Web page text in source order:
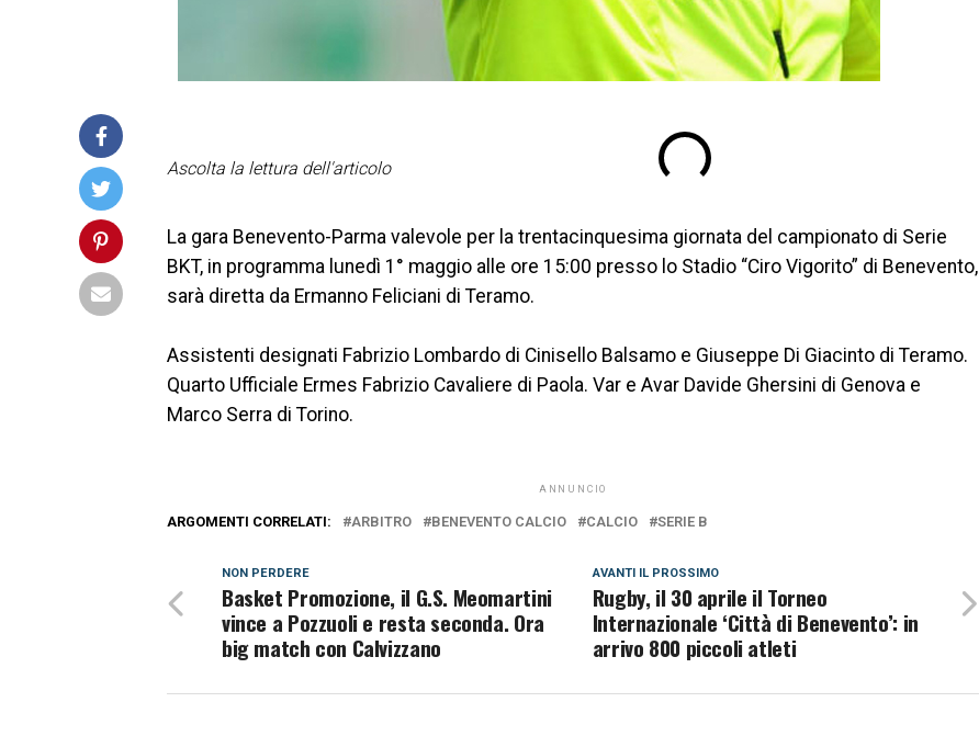
Ascolta la lettura dell'articolo
La gara Benevento-Parma valevole per la trentacinquesima giornata del campionato di Serie
BKT, in programma lunedì 1° maggio alle ore 15:00 presso lo Stadio “Ciro Vigorito” di Benevento,
sarà diretta da Ermanno Feliciani di Teramo.
Assistenti designati Fabrizio Lombardo di Cinisello Balsamo e Giuseppe Di Giacinto di Teramo.
Quarto Ufficiale Ermes Fabrizio Cavaliere di Paola. Var e Avar Davide Ghersini di Genova e
Marco Serra di Torino.
ANNUNCIO
ARGOMENTI CORRELATI: ARBITRO BENEVENTO CALCIO CALCIO SERIE B
AVANTI IL ​​PROSSIMO
Rugby, il 30 aprile il Torneo
Internazionale ‘Città di Benevento’: in
arrivo 800 piccoli atleti
NON PERDERE
Basket Promozione, il G.S. Meomartini
vince a Pozzuoli e resta seconda. Ora
big match con Calvizzano